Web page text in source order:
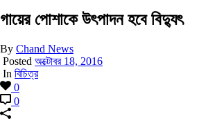
গায়ের পোশাকে উৎপাদন হবে বিদ্যুৎ
By Chand News
Posted অক্টোবর 18, 2016
In বিচিত্র
0
0